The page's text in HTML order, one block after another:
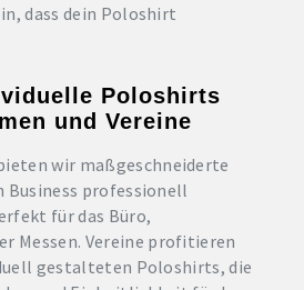
dass dein Poloshirt
Poloshirts
und Vereine
wir maßgeschneiderte
Business professionell
für das Büro,
Messen. Vereine profitieren
gestalteten Poloshirts, die